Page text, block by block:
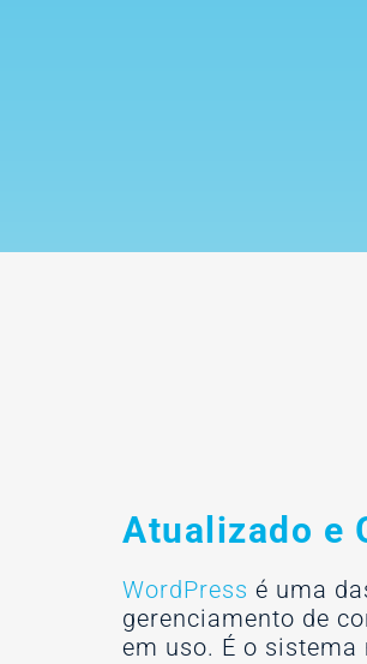
Atualizado e
WordPress é uma
gerenciamento de
em uso. É o